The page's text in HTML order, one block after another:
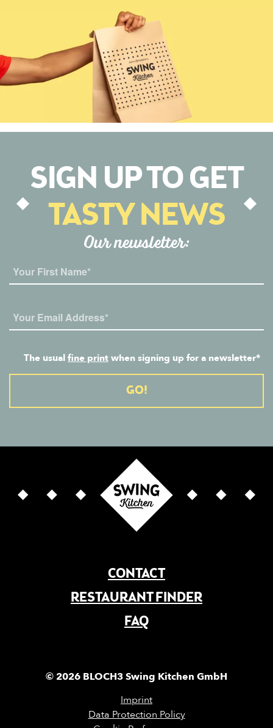
SIGN UP TO GET
TASTY NEWS
Our newsletter:
The usual fine print when signing up for a newsletter*
CONTACT
RESTAURANT FINDER
FAQ
© 2026 BLOCH3 Swing Kitchen GmbH
Imprint
Data Protection Policy